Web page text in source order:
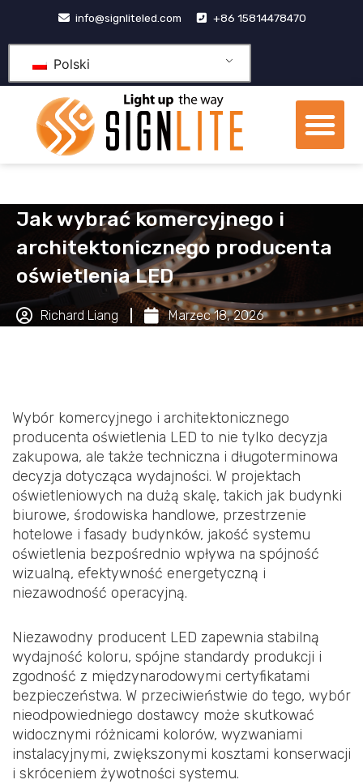
treści
info@signliteled.com +86 15814478470
Polski
Jak wybrać komercyjnego i
architektonicznego producenta
oświetlenia LED
Richard Liang Marzec 18, 2026
Wybór komercyjnego i architektonicznego
producenta oświetlenia LED to nie tylko decyzja
zakupowa, ale także techniczna i długoterminowa
decyzja dotycząca wydajności. W projektach
oświetleniowych na dużą skalę, takich jak budynki
biurowe, środowiska handlowe, przestrzenie
hotelowe i fasady budynków, jakość systemu
oświetlenia bezpośrednio wpływa na spójność
wizualną, efektywność energetyczną i
niezawodność operacyjną.
Niezawodny producent LED zapewnia stabilną
wydajność koloru, spójne standardy produkcji i
zgodność z międzynarodowymi certyfikatami
bezpieczeństwa. W przeciwieństwie do tego, wybór
nieodpowiedniego dostawcy może skutkować
widocznymi różnicami kolorów, wyzwaniami
instalacyjnymi, zwiększonymi kosztami konserwacji
i skróceniem żywotności systemu.